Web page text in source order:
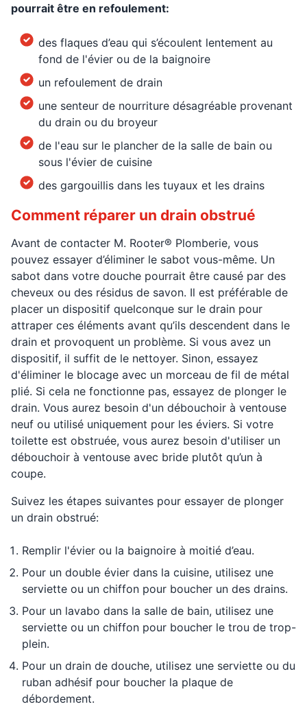
pourrait être en refoulement:
des flaques d’eau qui s’écoulent lentement au
fond de l'évier ou de la baignoire
un refoulement de drain
une senteur de nourriture désagréable provenant
du drain ou du broyeur
de l'eau sur le plancher de la salle de bain ou
sous l'évier de cuisine
des gargouillis dans les tuyaux et les drains
Comment réparer un drain obstrué
Avant de contacter M. Rooter® Plomberie, vous
pouvez essayer d’éliminer le sabot vous-même. Un
sabot dans votre douche pourrait être causé par des
cheveux ou des résidus de savon. Il est préférable de
placer un dispositif quelconque sur le drain pour
attraper ces éléments avant qu’ils descendent dans le
drain et provoquent un problème. Si vous avez un
dispositif, il suffit de le nettoyer. Sinon, essayez
d'éliminer le blocage avec un morceau de fil de métal
plié. Si cela ne fonctionne pas, essayez de plonger le
drain. Vous aurez besoin d'un débouchoir à ventouse
neuf ou utilisé uniquement pour les éviers. Si votre
toilette est obstruée, vous aurez besoin d'utiliser un
débouchoir à ventouse avec bride plutôt qu’un à
coupe.
Suivez les étapes suivantes pour essayer de plonger
un drain obstrué:
Remplir l'évier ou la baignoire à moitié d’eau.
Pour un double évier dans la cuisine, utilisez une
serviette ou un chiffon pour boucher un des drains.
Pour un lavabo dans la salle de bain, utilisez une
serviette ou un chiffon pour boucher le trou de trop-
plein.
Pour un drain de douche, utilisez une serviette ou du
ruban adhésif pour boucher la plaque de
débordement.